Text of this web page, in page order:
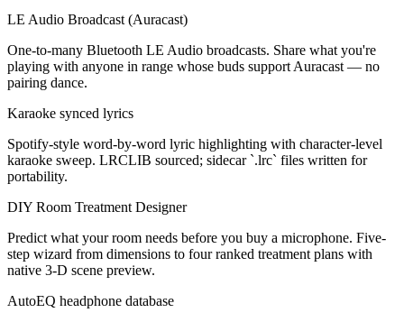
LE Audio Broadcast (Auracast)
One-to-many Bluetooth LE Audio broadcasts. Share what you're
playing with anyone in range whose buds support Auracast — no
pairing dance.
Karaoke synced lyrics
Spotify-style word-by-word lyric highlighting with character-level
karaoke sweep. LRCLIB sourced; sidecar `.lrc` files written for
portability.
DIY Room Treatment Designer
Predict what your room needs before you buy a microphone. Five-
step wizard from dimensions to four ranked treatment plans with
native 3-D scene preview.
AutoEQ headphone database